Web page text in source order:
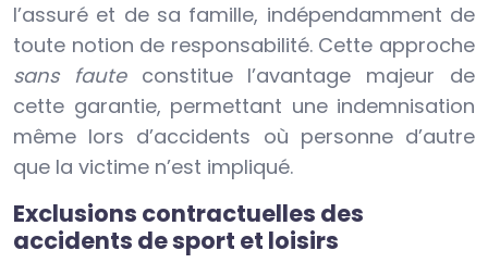
l’assuré et de sa famille, indépendamment de
toute notion de responsabilité. Cette approche
sans fauteconstitue l’avantage majeur de
cette garantie, permettant une indemnisation
même lors d’accidents où personne d’autre
que la victime n’est impliqué.
Exclusions contractuelles des
accidents de sport et loisirs